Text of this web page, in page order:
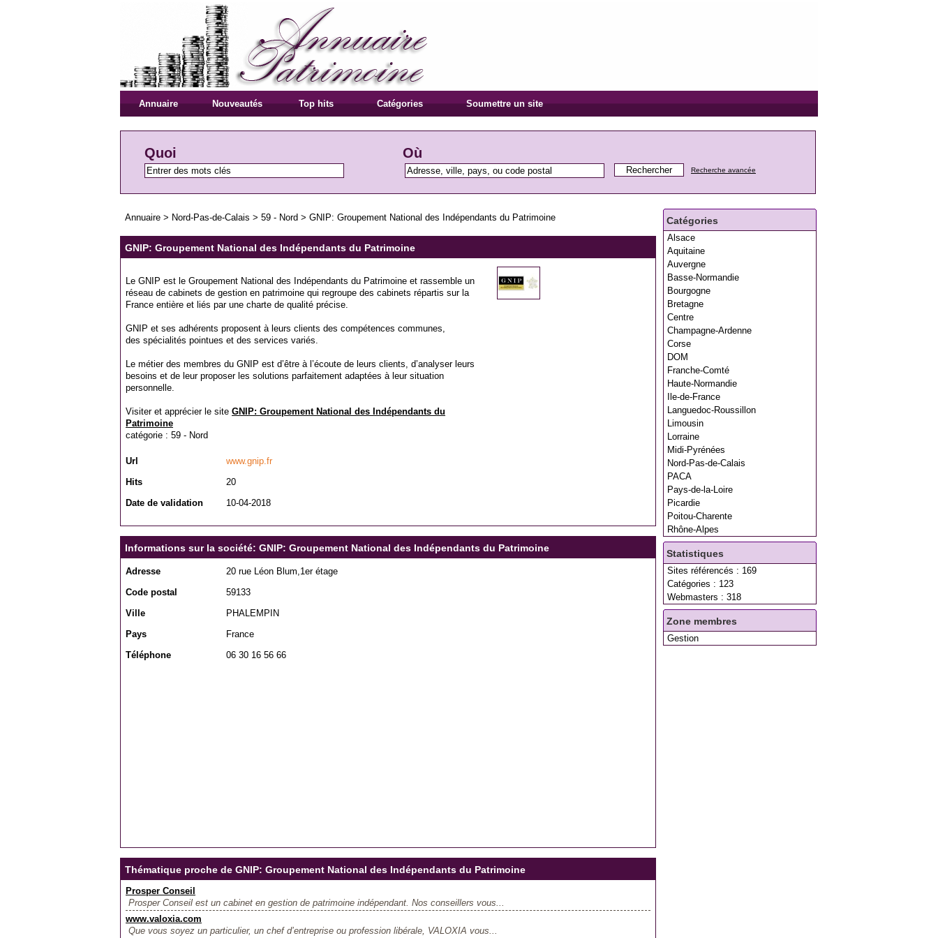
Annuaire Nouveautés Top hits Catégories Soumettre un site
Quoi Où
Recherche avancée
Catégories
Alsace
Aquitaine
Auvergne
Basse-Normandie
Bourgogne
Bretagne
Centre
Champagne-Ardenne
Corse
DOM
Franche-Comté
Haute-Normandie
Ile-de-France
Languedoc-Roussillon
Limousin
Lorraine
Midi-Pyrénées
Nord-Pas-de-Calais
PACA
Pays-de-la-Loire
Picardie
Poitou-Charente
Rhône-Alpes
Statistiques
Sites référencés : 169
Catégories : 123
Webmasters : 318
Zone membres
Gestion
Annuaire > Nord-Pas-de-Calais > 59 - Nord > GNIP: Groupement National des Indépendants du Patrimoine
GNIP: Groupement National des Indépendants du Patrimoine
Le GNIP est le Groupement National des Indépendants du Patrimoine et rassemble un
réseau de cabinets de gestion en patrimoine qui regroupe des cabinets répartis sur la
France entière et liés par une charte de qualité précise.
GNIP et ses adhérents proposent à leurs clients des compétences communes,
des spécialités pointues et des services variés.
Le métier des membres du GNIP est d’être à l’écoute de leurs clients, d’analyser leurs
besoins et de leur proposer les solutions parfaitement adaptées à leur situation
personnelle.
Visiter et apprécier le site GNIP: Groupement National des Indépendants du
Patrimoine
catégorie : 59 - Nord
Url
www.gnip.fr
Hits
20
Date de validation
10-04-2018
Informations sur la société: GNIP: Groupement National des Indépendants du Patrimoine
Adresse
20 rue Léon Blum,1er étage
Code postal
59133
Ville
PHALEMPIN
Pays
France
Téléphone
06 30 16 56 66
Thématique proche de GNIP: Groupement National des Indépendants du Patrimoine
Prosper Conseil
Prosper Conseil est un cabinet en gestion de patrimoine indépendant. Nos conseillers vous...
www.valoxia.com
Que vous soyez un particulier, un chef d’entreprise ou profession libérale, VALOXIA vous...